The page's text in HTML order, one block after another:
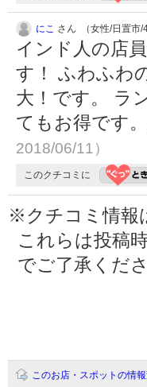
にこ さん （女性/日置市/
インド人の店
す！ ふわふわ
大！です。 ラ
てもお得です
2018/06/11）
このクチコミに
※クチコミ情報
これらは投稿
でご了承くださ
このお店・スポットの情